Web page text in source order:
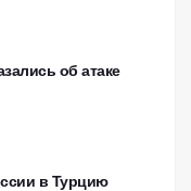
об атаке
в Турцию